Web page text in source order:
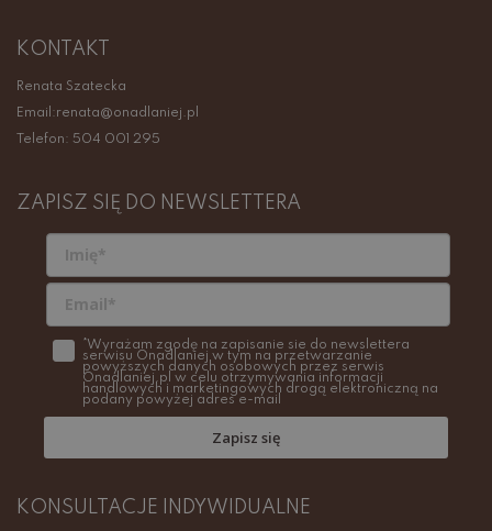
KONTAKT
Renata Szatecka
Email:renata@onadlaniej.pl
Telefon: 504 001 295
ZAPISZ SIĘ DO NEWSLETTERA
*Wyrażam zgodę na zapisanie sie do newslettera
serwisu Onadlaniej w tym na przetwarzanie
powyższych danych osobowych przez serwis
Onadlaniej.pl w celu otrzymywania informacji
handlowych i marketingowych drogą elektroniczną na
podany powyżej adres e-mail
Zapisz się
KONSULTACJE INDYWIDUALNE